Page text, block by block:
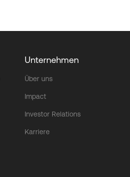
Unternehmen
Über uns
Impact
Investor Relations
Karriere